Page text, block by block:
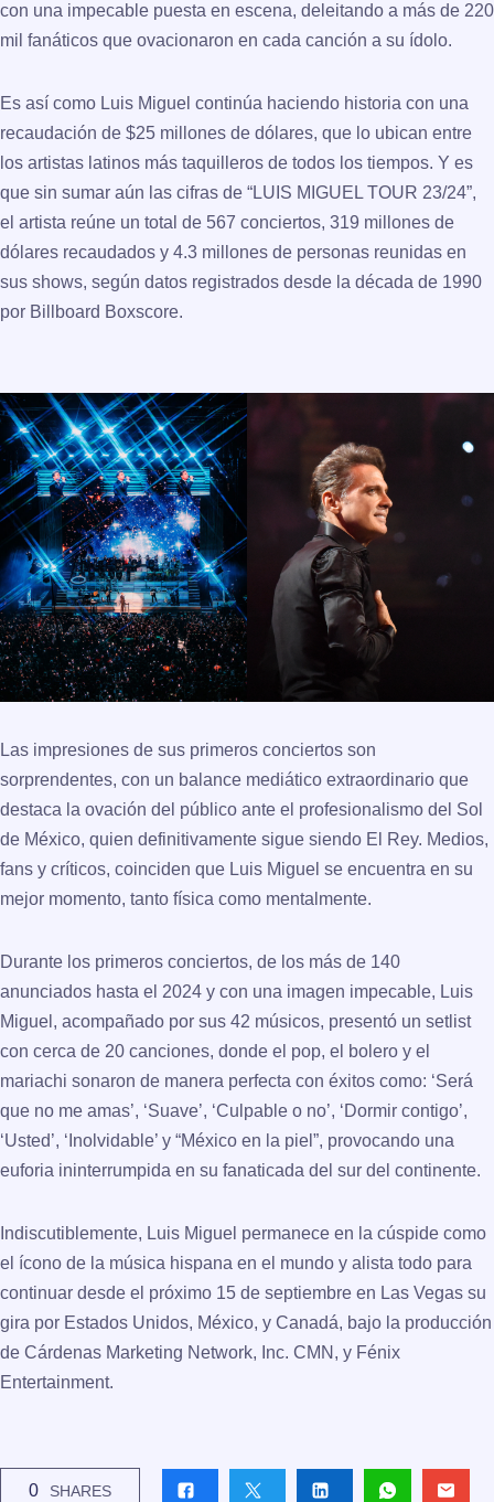
con una impecable puesta en escena, deleitando a más de 220
mil fanáticos que ovacionaron en cada canción a su ídolo.
Es así como Luis Miguel continúa haciendo historia con una
recaudación de $25 millones de dólares, que lo ubican entre
los artistas latinos más taquilleros de todos los tiempos. Y es
que sin sumar aún las cifras de “LUIS MIGUEL TOUR 23/24”,
el artista reúne un total de 567 conciertos, 319 millones de
dólares recaudados y 4.3 millones de personas reunidas en
sus shows, según datos registrados desde la década de 1990
por Billboard Boxscore.
Las impresiones de sus primeros conciertos son
sorprendentes, con un balance mediático extraordinario que
destaca la ovación del público ante el profesionalismo del Sol
de México, quien definitivamente sigue siendo El Rey. Medios,
fans y críticos, coinciden que Luis Miguel se encuentra en su
mejor momento, tanto física como mentalmente.
Durante los primeros conciertos, de los más de 140
anunciados hasta el 2024 y con una imagen impecable, Luis
Miguel, acompañado por sus 42 músicos, presentó un setlist
con cerca de 20 canciones, donde el pop, el bolero y el
mariachi sonaron de manera perfecta con éxitos como: ‘Será
que no me amas’, ‘Suave’, ‘Culpable o no’, ‘Dormir contigo’,
‘Usted’, ‘Inolvidable’ y “México en la piel”, provocando una
euforia ininterrumpida en su fanaticada del sur del continente.
Indiscutiblemente, Luis Miguel permanece en la cúspide como
el ícono de la música hispana en el mundo y alista todo para
continuar desde el próximo 15 de septiembre en Las Vegas su
gira por Estados Unidos, México, y Canadá, bajo la producción
de Cárdenas Marketing Network, Inc. CMN , y Fénix
Entertainment.
0 SHARES